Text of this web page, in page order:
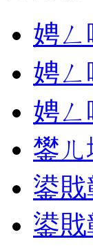
娉
娉
娉
鐢ㄦ
鍙
鍙